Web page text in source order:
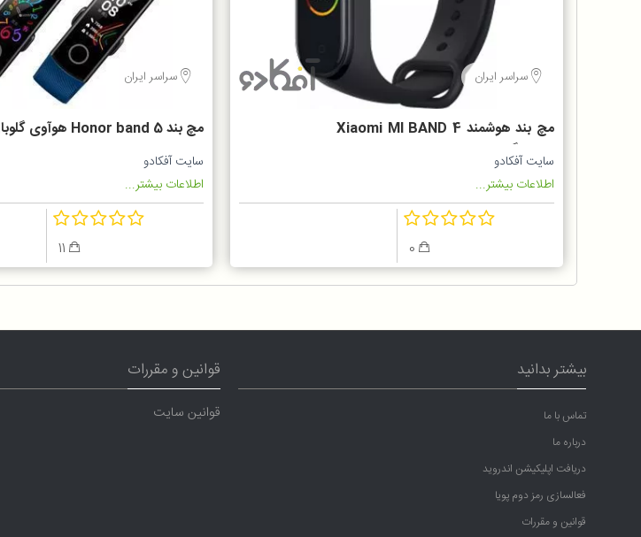
سراسر ایران
مچ بند هوشمند Xiaomi MI BAND 4
نسخه گلوبال
سایت آفکادو
اطلاعات بیشتر...
سراسر ایران
مچ بند Honor band 5 هوآوی گلوبال
سایت آفکادو
اطلاعات بیشتر...
بیشتر بدانید
تماس با ما
درباره ما
دریافت اپلیکیشن اندروید
فعالسازی رمز دوم پویا
قوانین و مقررات
قوانین و مقررات
قوانین سایت